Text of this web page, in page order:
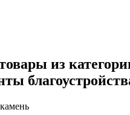
из